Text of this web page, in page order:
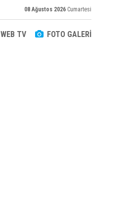
08 Ağustos 2026 Cumartesi
WEB TV FOTO GALERİ